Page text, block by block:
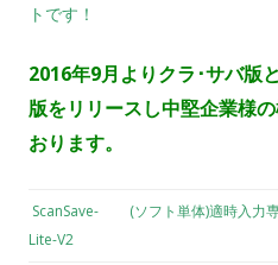
トです！
2016年9月よりクラ･サバ版
版をリリースし中堅企業様
おります。
ScanSave-
Lite-V2
(ソフト単体)適時入力